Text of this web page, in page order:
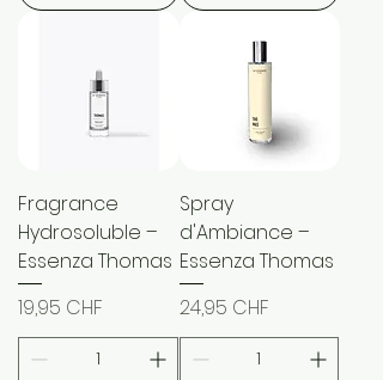
Fragrance
Hydrosoluble –
Essenza Thomas
Prix
19,95 CHF
Spray
d'Ambiance –
Essenza Thomas
Prix
24,95 CHF